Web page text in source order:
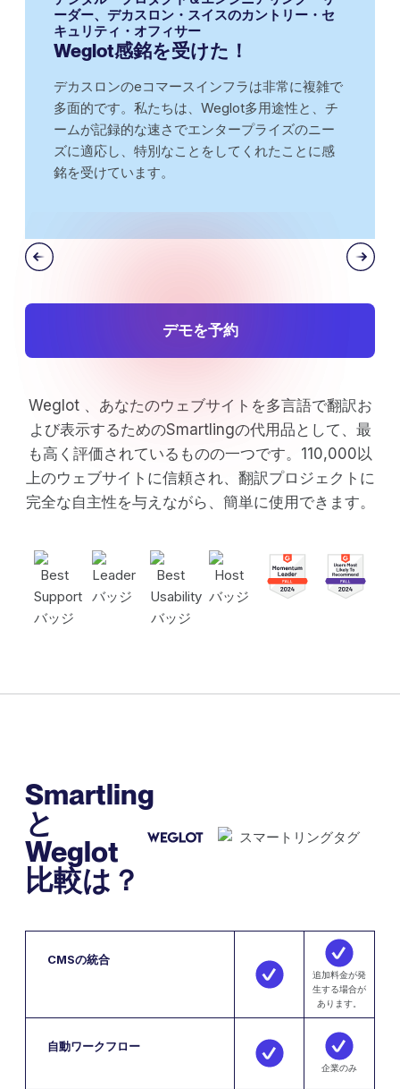
ーダー、デカスロン・スイスのカントリー・セ
キュリティ・オフィサー
Weglot感銘を受けた！
デカスロンのeコマースインフラは非常に複雑で
多面的です。私たちは、Weglot多用途性と、チ
ームが記録的な速さでエンタープライズのニー
ズに適応し、特別なことをしてくれたことに感
銘を受けています。
デモを予約
Weglot 、あなたのウェブサイトを多言語で翻訳お
よび表示するためのSmartlingの代用品として、最
も高く評価されているものの一つです。110,000以
上のウェブサイトに信頼され、翻訳プロジェクトに
完全な自主性を与えながら、簡単に使用できます。
Smartling
と
Weglot
比較は？
CMSの統合
追加料金が発
生する場合が
あります。
自動ワークフロー
企業のみ